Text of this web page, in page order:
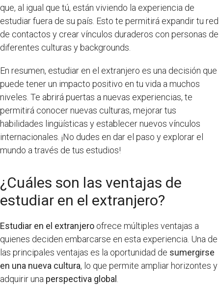
que, al igual que tú, están viviendo la experiencia de
estudiar fuera de su país. Esto te permitirá expandir tu red
de contactos y crear vínculos duraderos con personas de
diferentes culturas y backgrounds.
En resumen, estudiar en el extranjero es una decisión que
puede tener un impacto positivo en tu vida a muchos
niveles. Te abrirá puertas a nuevas experiencias, te
permitirá conocer nuevas culturas, mejorar tus
habilidades lingüísticas y establecer nuevos vínculos
internacionales. ¡No dudes en dar el paso y explorar el
mundo a través de tus estudios!
¿Cuáles son las ventajas de
estudiar en el extranjero?
Estudiar en el extranjero ofrece múltiples ventajas a
quienes deciden embarcarse en esta experiencia. Una de
las principales ventajas es la oportunidad de sumergirse
en una nueva cultura, lo que permite ampliar horizontes y
adquirir una perspectiva global